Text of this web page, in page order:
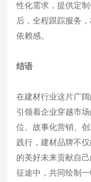
性化需求，提供定
后，全程跟踪服务
依赖感。
结语
在建材行业这片广
引领着企业穿越市
位、故事化营销、
践行，建材品牌不
的美好未来贡献自
征途中，共同绘制